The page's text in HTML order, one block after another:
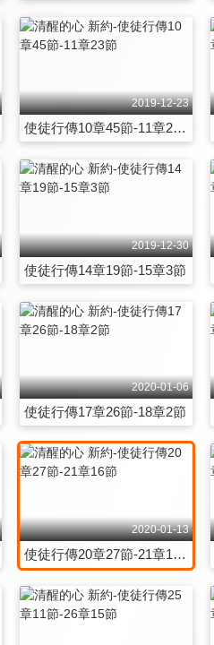
2019-12-23
使徒行傳10章45節-11章23節
2019-12-30
使徒行傳14章19節-15章3節
2020-01-06
使徒行傳17章26節-18章2節
2020-01-13
使徒行傳20章27節-21章16節